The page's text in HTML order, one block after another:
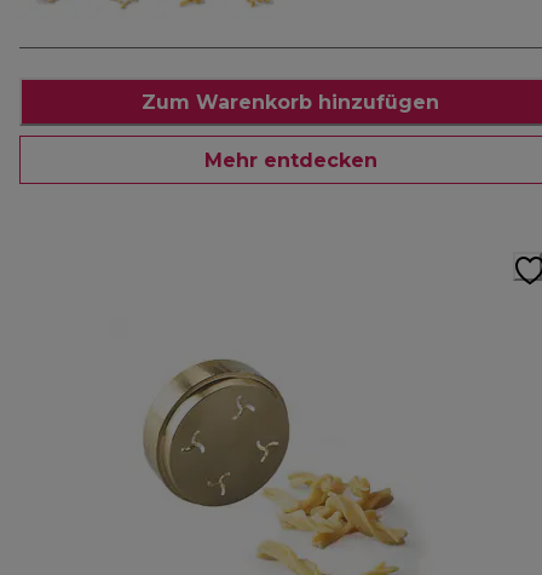
Zum Warenkorb hinzufügen
Mehr entdecken